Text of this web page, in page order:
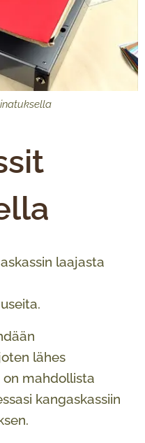
laajasta
lähes
on mahdollista
kangaskassiin